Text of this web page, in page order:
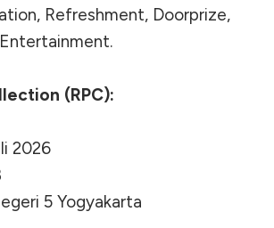
Refreshment, Doorprize,
(RPC):
2026
5 Yogyakarta